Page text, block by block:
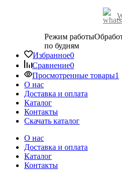
Режим работы
по будням
Избранное0
Сравнение0
Просмотренные товары1
О нас
Доставка и оплата
Каталог
Контакты
Скачать каталог
О нас
Доставка и оплата
Каталог
Контакты